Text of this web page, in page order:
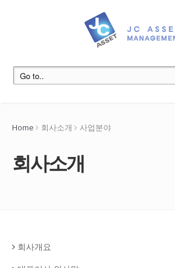
Home 회사소개 사업분야
회사소개
회사개요